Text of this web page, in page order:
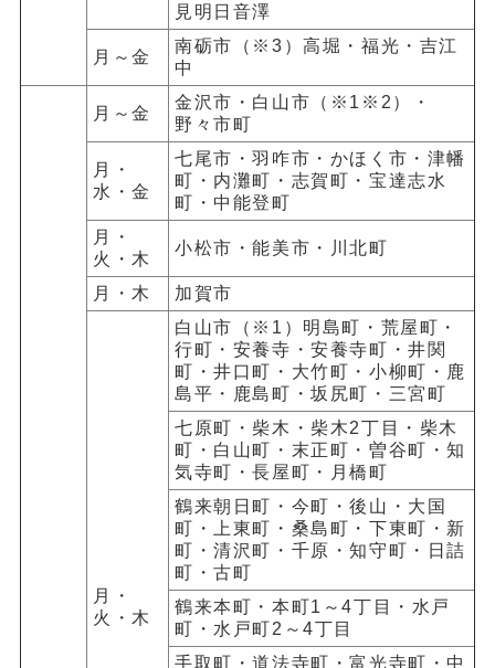
見明日音澤
月～金
南砺市（※3）高堀・福光・吉江
中
月～金
金沢市・白山市（※1※2）・
野々市町
月・
水・金
七尾市・羽咋市・かほく市・津幡
町・内灘町・志賀町・宝達志水
町・中能登町
月・
火・木
小松市・能美市・川北町
月・木 加賀市
月・
火・木
白山市（※1）明島町・荒屋町・
行町・安養寺・安養寺町・井関
町・井口町・大竹町・小柳町・鹿
島平・鹿島町・坂尻町・三宮町
七原町・柴木・柴木2丁目・柴木
町・白山町・末正町・曽谷町・知
気寺町・長屋町・月橋町
鶴来朝日町・今町・後山・大国
町・上東町・桑島町・下東町・新
町・清沢町・千原・知守町・日詰
町・古町
鶴来本町・本町1～4丁目・水戸
町・水戸町2～4丁目
手取町・道法寺町・富光寺町・中